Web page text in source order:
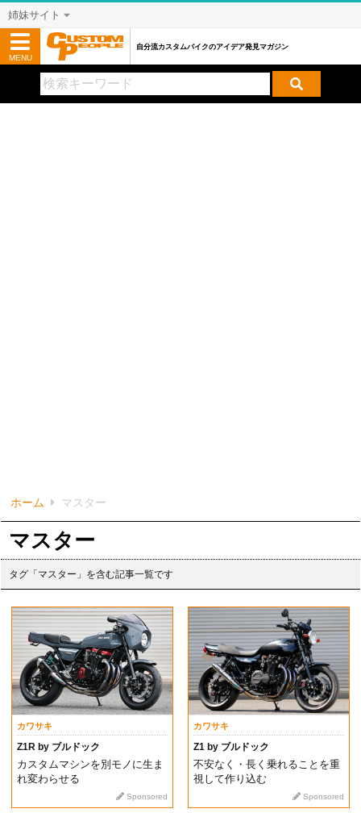
ホーム マスター
マスター
タグ「マスター」を含む記事一覧です
カワサキ
Z1R by ブルドック
カスタムマシンを別モノに生ま
れ変わらせる
Sponsored
カワサキ
Z1 by ブルドック
不安なく・長く乗れることを重
視して作り込む
Sponsored
姉妹サイト
MENU
自分流カスタムバイクのアイデア発見マガジン